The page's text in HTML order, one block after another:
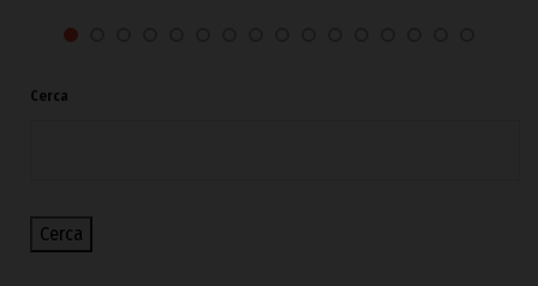
Cerca
Cerca